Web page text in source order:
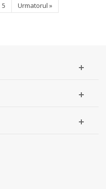
5 Urmatorul »